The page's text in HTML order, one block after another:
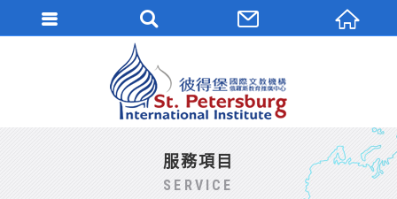
服務項目
SERVICE